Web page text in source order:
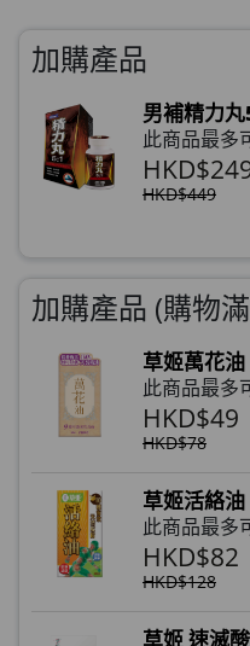
加購產品
此商品最多
HKD$449
加購產品 (購物
草姬萬花油
此商品最多
HKD$49
HKD$78
草姬活絡油
此商品最多
HKD$82
HKD$128
草姬 速滅